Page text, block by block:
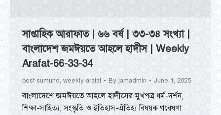
সাপ্তাহিক আরাফাত | ৬৬ বর্ষ | ৩৩-৩৪ সংখ্যা |
বাংলাদেশ জমঈয়তে আহলে হাদীস | Weekly
Arafat-66-33-34
post-sumuho, weekly-arafat By jamadmin June 1, 2025
বাংলাদেশে জমঈয়তে আহলে হাদীসের মুখপত্র ধর্ম-দর্শন,
শিক্ষা-সাহিত্য, সংস্কৃতি ও ইতিহাস-ঐতিহ্য বিষয়ক গবেষণা